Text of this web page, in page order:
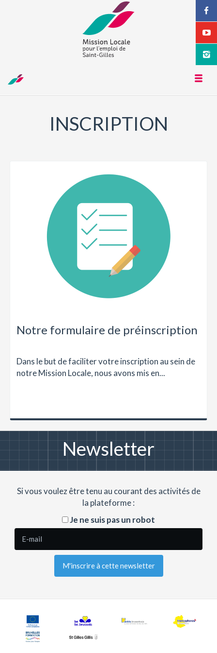
INSCRIPTION
Notre formulaire de préinscription
Dans le but de faciliter votre inscription au sein de
notre Mission Locale, nous avons mis en...
Newsletter
Si vous voulez être tenu au courant des activités de
la plateforme :
Je ne suis pas un robot